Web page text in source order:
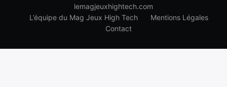
lemagjeuxhightech.com
L’équipe du Mag Jeux High Tech
Mentions Légales
Contact